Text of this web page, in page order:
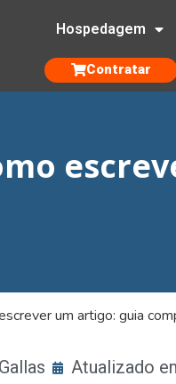
Hospedagem
Contratar
um artigo: guia
Atualizado